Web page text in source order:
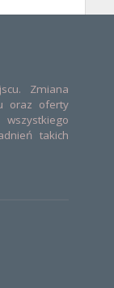
Zmiana
oraz oferty
takich